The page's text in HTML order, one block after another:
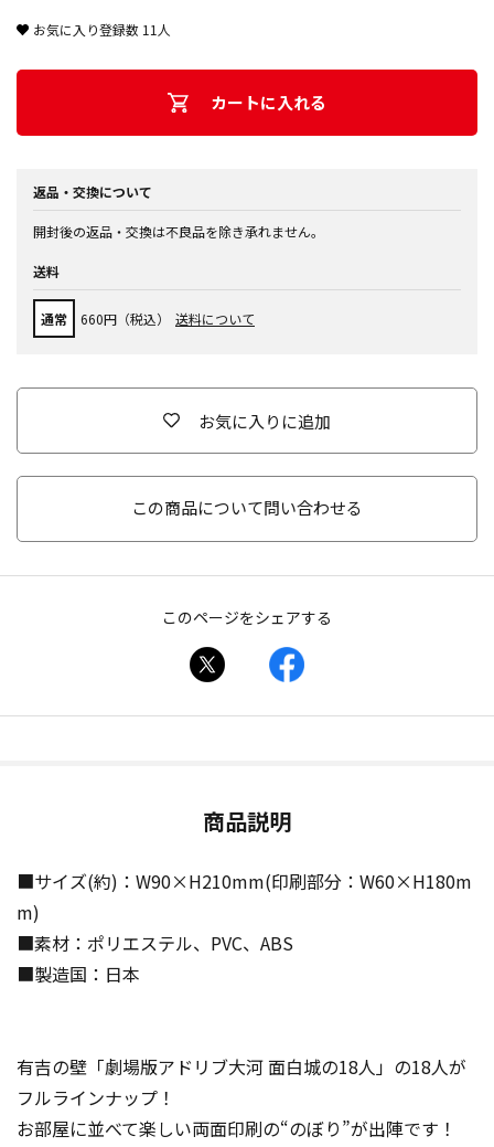
お気に入り登録数 11 人
カートに入れる
返品・交換について
開封後の返品・交換は不良品を除き承れません。
送料
通常 660円（税込） 送料について
お気に入りに追加
この商品について問い合わせる
このページをシェアする
商品説明
■サイズ(約)：W90×H210mm(印刷部分：W60×H180m
m)
■素材：ポリエステル、PVC、ABS
■製造国：日本
有吉の壁「劇場版アドリブ大河 面白城の18人」の18人が
フルラインナップ！
お部屋に並べて楽しい両面印刷の“のぼり”が出陣です！